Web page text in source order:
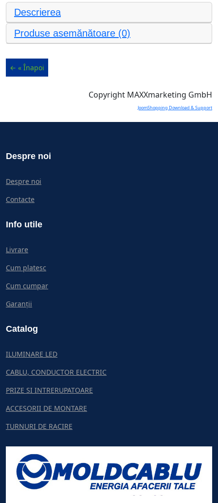
Descrierea
Produse asemănătoare (0)
Copyright MAXXmarketing GmbH
JoomShopping Download & Support
Despre noi
Despre noi
Contacte
Info utile
Livrare
Cum platesc
Cum cumpar
Garanții
Catalog
ILUMINARE LED
CABLU, CONDUCTOR ELECTRIC
PRIZE SI INTRERUPATOARE
ACCESORII DE MONTARE
TURNURI DE RACIRE